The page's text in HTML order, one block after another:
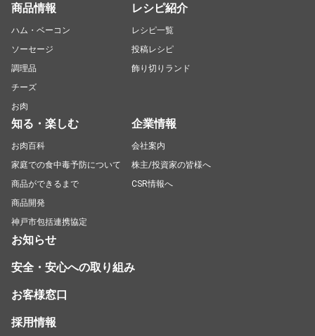
商品情報
ハム・ベーコン
ソーセージ
調理品
チーズ
お肉
レシピ紹介
レシピ一覧
投稿レシピ
飾り切りランド
知る・楽しむ
お肉百科
家庭での食中毒予防について
商品ができるまで
商品開発
神戸市包括連携協定
企業情報
会社案内
株主/投資家の皆様へ
CSR情報へ
お知らせ
安全・安心への取り組み
お客様窓口
採用情報